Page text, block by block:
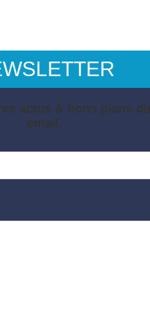
actus & bons plans
email.